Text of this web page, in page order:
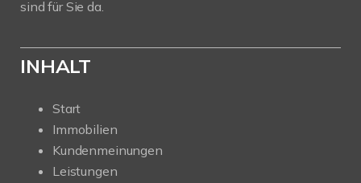
sind für Sie da.
INHALT
Start
Immobilien
Kundenmeinungen
Leistungen